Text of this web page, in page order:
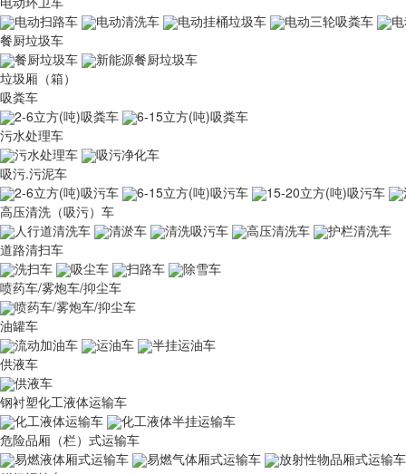
电动扫路车
电动清洗车 电动挂桶垃圾车 电动三轮吸粪车
餐厨垃圾车
餐厨垃圾车
新能源餐厨垃圾车
垃圾厢（箱）
吸粪车
2-6立方(吨)吸粪车
6-15立方(吨)吸粪车
污水处理车
污水处理车
吸污净化车
吸污.污泥车
2-6立方(吨)吸污车
6-15立方(吨)吸污车 15-20立方(吨)吸污车
高压清洗（吸污）车
人行道清洗车
清淤车 清洗吸污车 高压清洗车
护栏清洗车
道路清扫车
洗扫车
吸尘车 扫路车
除雪车
喷药车/雾炮车/抑尘车
喷药车/雾炮车/抑尘车
油罐车
流动加油车
运油车
半挂运油车
供液车
供液车
钢衬塑化工液体运输车
化工液体运输车
化工液体半挂运输车
危险品厢（栏）式运输车
易燃液体厢式运输车
易燃气体厢式运输车
放射性物品厢式运输车